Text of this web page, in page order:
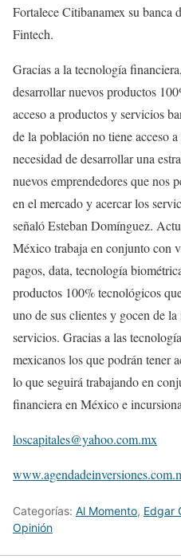
Fortalece Citibanamex su banca
Fintech.
Gracias a la tecnología
desarrollar nuevos productos
acceso a productos y servicios
de la población no tiene acceso
necesidad de desarrollar una
nuevos emprendedores que nos
en el mercado y acercar los
señaló Esteban Domínguez.
México trabaja en conjunto con
pagos, data, tecnología
productos 100% tecnológicos
uno de sus clientes y gocen de
servicios. Gracias a las
mexicanos los que podrán tener
lo que seguirá trabajando en
financiera en México e
loscapitales@yahoo.com.mx
Categorías: Al Momento, Edgar
Opinión